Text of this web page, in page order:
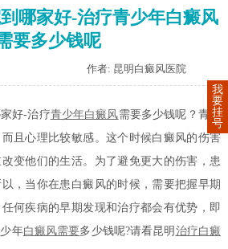
哪家好-治疗青少年白癜风
要多少钱呢
作者: 昆明白癜风医院
好-治疗青少年白癜风需要多少钱呢？青少
且心理比较敏感。这个时候白癜风的伤害
变他们的生活。为了避免更大的伤害，患
，当你在患白癜风的时候，需要把握早期
何疾病的早期发现和治疗都会有优势，即
年白癜风需要多少钱呢?请看昆明 治疗白癜
我
要
挂
号